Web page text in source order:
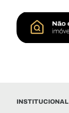
INSTITUCIONAL